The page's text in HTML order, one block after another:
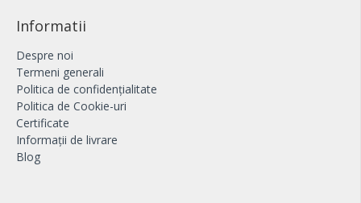
Informatii
Despre noi
Termeni generali
Politica de confidențialitate
Politica de Cookie-uri
Certificate
Informații de livrare
Blog